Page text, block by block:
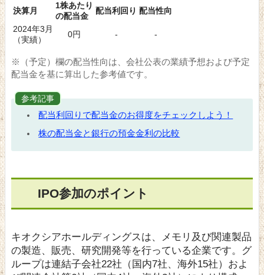
決算月
1株あたり
の配当金
配当利回り 配当性向
2024年3月
（実績）
0円 - -
※（予定）欄の配当性向は、会社公表の業績予想および予定
配当金を基に算出した参考値です。
参考記事
配当利回りで配当金のお得度をチェックしよう！
株の配当金と銀行の預金金利の比較
IPO参加のポイント
キオクシアホールディングスは、メモリ及び関連製品
の製造、販売、研究開発等を行っている企業です。グ
ループは連結子会社22社（国内7社、海外15社）およ